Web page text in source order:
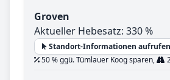
Groven
Aktueller Hebesatz: 330 %
Standort-Informationen aufrufen
50 % ggü. Tümlauer Koog sparen,